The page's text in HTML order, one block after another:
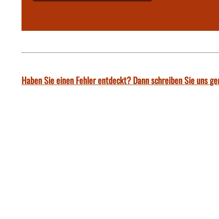
Haben Sie einen Fehler entdeckt? Dann schreiben Sie uns